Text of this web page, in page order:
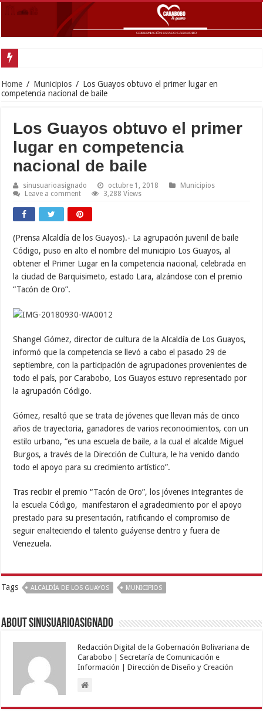
Home / Municipios / Los Guayos obtuvo el primer lugar en
competencia nacional de baile
Los Guayos obtuvo el primer
lugar en competencia
nacional de baile
sinusuarioasignado octubre 1, 2018
Municipios
Leave a comment
3,288 Views
(Prensa Alcaldía de los Guayos).- La agrupación juvenil de baile
Código, puso en alto el nombre del municipio Los Guayos, al
obtener el Primer Lugar en la competencia nacional, celebrada en
la ciudad de Barquisimeto, estado Lara, alzándose con el premio
“Tacón de Oro”.
Shangel Gómez, director de cultura de la Alcaldía de Los Guayos,
informó que la competencia se llevó a cabo el pasado 29 de
septiembre, con la participación de agrupaciones provenientes de
todo el país, por Carabobo, Los Guayos estuvo representado por
la agrupación Código.
Gómez, resaltó que se trata de jóvenes que llevan más de cinco
años de trayectoria, ganadores de varios reconocimientos, con un
estilo urbano, “es una escuela de baile, a la cual el alcalde Miguel
Burgos, a través de la Dirección de Cultura, le ha venido dando
todo el apoyo para su crecimiento artístico”.
Tras recibir el premio “Tacón de Oro”, los jóvenes integrantes de
la escuela Código, manifestaron el agradecimiento por el apoyo
prestado para su presentación, ratificando el compromiso de
seguir enalteciendo el talento guáyense dentro y fuera de
Venezuela.
Tags ALCALDÍA DE LOS GUAYOS MUNICIPIOS
About sinusuarioasignado
Redacción Digital de la Gobernación Bolivariana de
Carabobo | Secretaría de Comunicación e
Información | Dirección de Diseño y Creación